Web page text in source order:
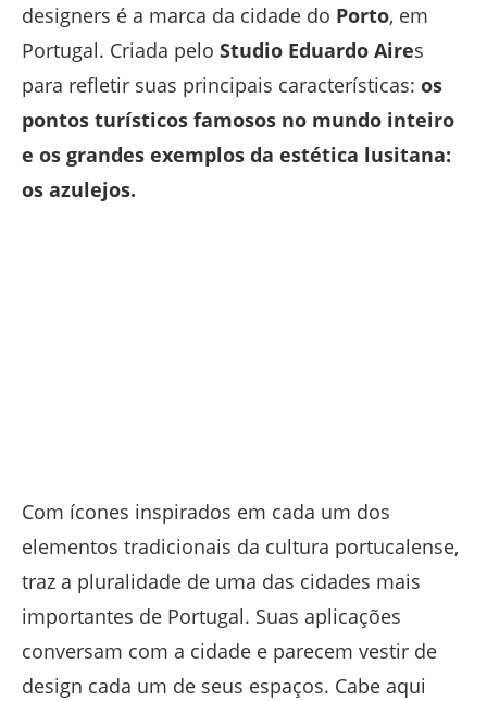
designers é a marca da cidade do Porto, em
Portugal. Criada pelo Studio Eduardo Aires
para refletir suas principais características: os
pontos turísticos famosos no mundo inteiro
e os grandes exemplos da estética lusitana:
os azulejos.
Com ícones inspirados em cada um dos
elementos tradicionais da cultura portucalense,
traz a pluralidade de uma das cidades mais
importantes de Portugal. Suas aplicações
conversam com a cidade e parecem vestir de
design cada um de seus espaços. Cabe aqui